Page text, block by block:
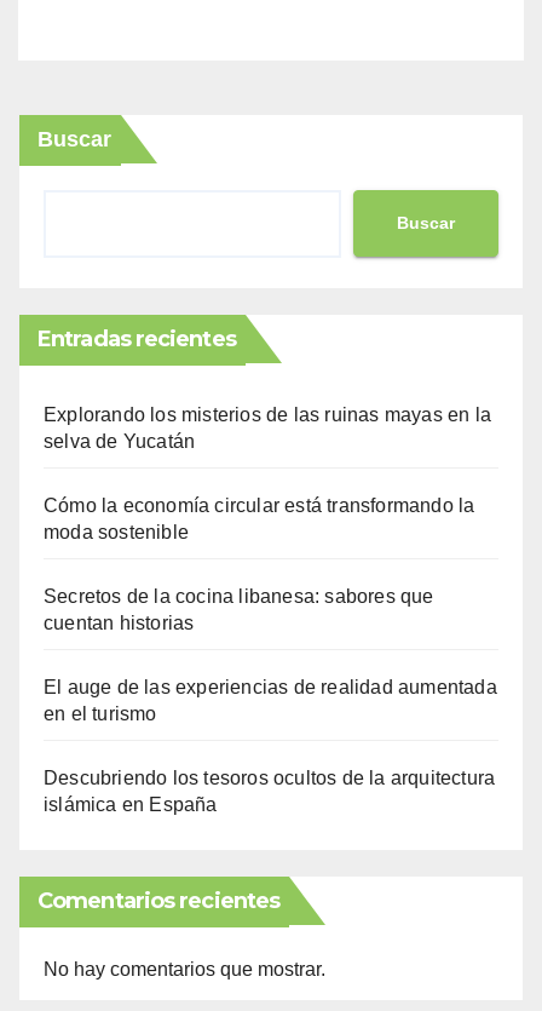
Buscar
Buscar
Entradas recientes
Explorando los misterios de las ruinas mayas en la
selva de Yucatán
Cómo la economía circular está transformando la
moda sostenible
Secretos de la cocina libanesa: sabores que
cuentan historias
El auge de las experiencias de realidad aumentada
en el turismo
Descubriendo los tesoros ocultos de la arquitectura
islámica en España
Comentarios recientes
No hay comentarios que mostrar.